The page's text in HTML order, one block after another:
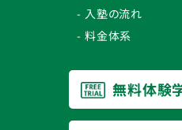
入塾の流れ
料金体系
無料体験